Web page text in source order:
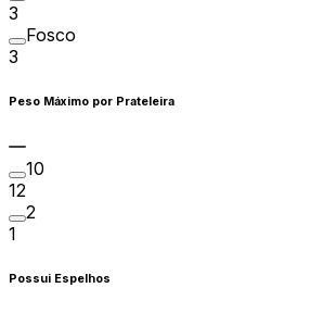
3
Fosco
3
Peso Máximo por Prateleira
10
12
2
1
Possui Espelhos